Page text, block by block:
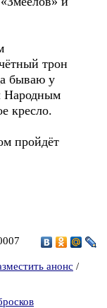
трон
бываю у
Народным
кресло.
пройдёт
анонс /